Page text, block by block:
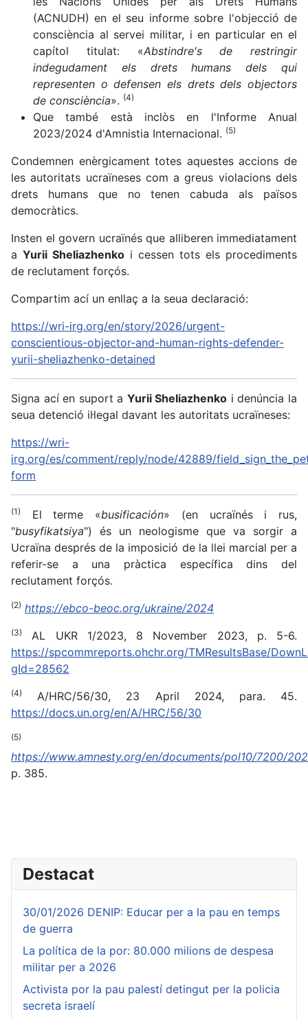
(ACNUDH) en el seu informe sobre l'objecció de
consciència al servei militar, i en particular en el
capítol titulat: «Abstindre's de restringir
indegudament els drets humans dels qui
representen o defensen els drets dels objectors
de consciència». (4)
Que també està inclòs en l'Informe Anual
2023/2024 d'Amnistia Internacional. (5)
Condemnen enèrgicament totes aquestes accions de
les autoritats ucraïneses com a greus violacions dels
drets humans que no tenen cabuda als països
democràtics.
Insten el govern ucraïnés que alliberen immediatament
a Yurii Sheliazhenko i cessen tots els procediments
de reclutament forçós.
Compartim ací un enllaç a la seua declaració:
https://wri-irg.org/en/story/2026/urgent-
conscientious-objector-and-human-rights-defender-
yurii-sheliazhenko-detained
Signa ací en suport a Yurii Sheliazhenko i denúncia la
seua detenció il·legal davant les autoritats ucraïneses:
https://wri-
irg.org/es/comment/reply/node/42889/
form
(1) El terme «busificación» (en ucraïnés i rus,
"busyfikatsiya") és un neologisme que va sorgir a
Ucraïna després de la imposició de la llei marcial per a
referir-se a una pràctica específica dins del
reclutament forçós.
(2) https://ebco-beoc.org/ukraine/2024
(3)
AL UKR 1/2023, 8 November 2023, p. 5-6.
https://spcommreports.ohchr.org/TMResultsBase/
gId=28562
(4)
A/HRC/56/30, 23 April 2024, para. 45.
https://docs.un.org/en/A/HRC/56/30
(5)
https://www.amnesty.org/en/documents/pol10/7200/
p. 385.
Destacat
30/01/2026 DENIP: Educar per a la pau en temps
de guerra
La política de la por: 80.000 milions de despesa
militar per a 2026
Activista por la pau palestí detingut per la policia
secreta israelí